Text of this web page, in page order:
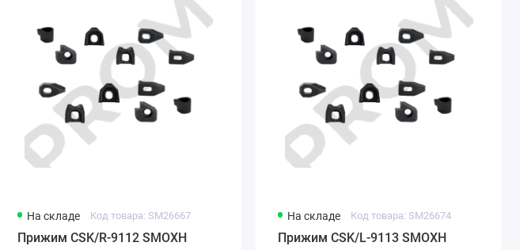
На складе Код товара: SM26667
Прижим CSK/R-9112 SMOXH
На складе Код товара: SM26674
Прижим CSK/L-9113 SMOXH